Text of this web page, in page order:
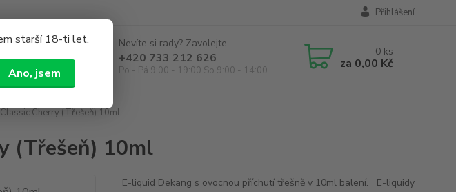
starší 18-ti let.
Ano, jsem
Přihlášení
Hledat
Nevíte si rady? Zavolejte.
+420 733 212 626
Po - Pá 9:00 - 19:00 So 9:00 - 14:00
0 ks
za 0,00 Kč
Cherry (Třešeň) 10ml
(Třešeň) 10ml
E-liquid Dekang s ovocnou příchutí třešně v 10ml balení. E-liquidy